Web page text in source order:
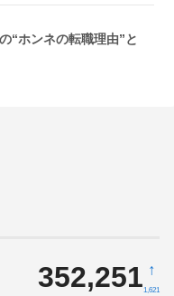
“ホンネの転職理由”と
352,251 ↑
1,621